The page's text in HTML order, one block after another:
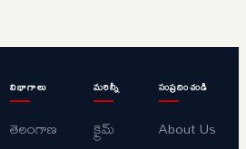
విభాగాలు
తెలంగాణ
మరిన్నీ
క్రైమ్
సంప్రదించండి
About Us